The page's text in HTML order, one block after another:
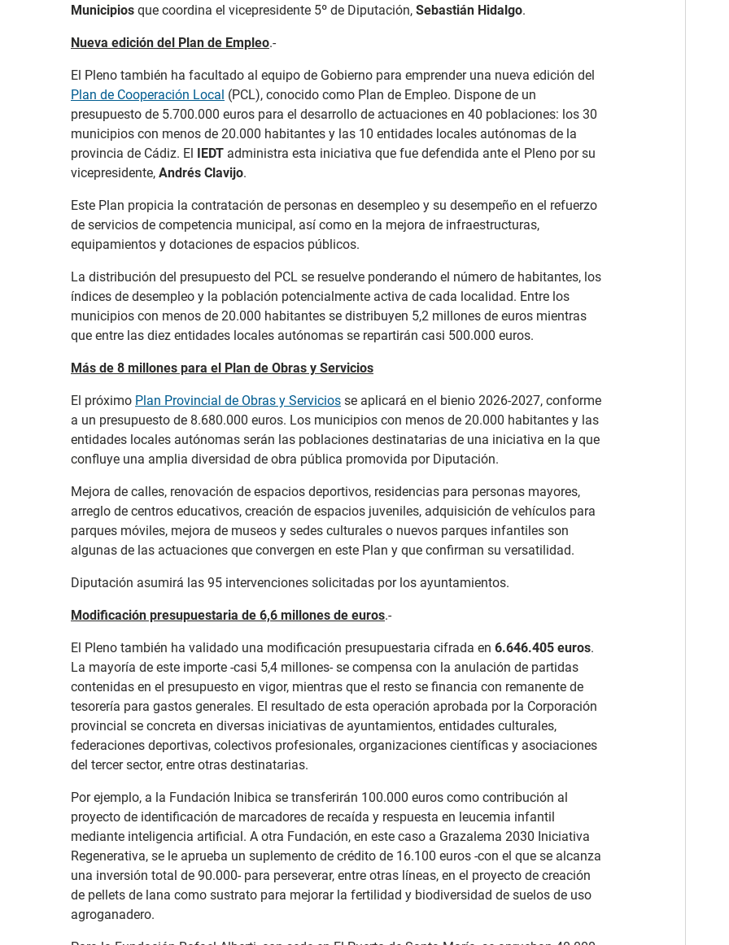
Municipios que coordina el vicepresidente 5º de Diputación, Sebastián Hidalgo.
Nueva edición del Plan de Empleo.-
El Pleno también ha facultado al equipo de Gobierno para emprender una nueva edición del
Plan de Cooperación Local (PCL), conocido como Plan de Empleo. Dispone de un
presupuesto de 5.700.000 euros para el desarrollo de actuaciones en 40 poblaciones: los 30
municipios con menos de 20.000 habitantes y las 10 entidades locales autónomas de la
provincia de Cádiz. El IEDT administra esta iniciativa que fue defendida ante el Pleno por su
vicepresidente, Andrés Clavijo.
Este Plan propicia la contratación de personas en desempleo y su desempeño en el refuerzo
de servicios de competencia municipal, así como en la mejora de infraestructuras,
equipamientos y dotaciones de espacios públicos.
La distribución del presupuesto del PCL se resuelve ponderando el número de habitantes, los
índices de desempleo y la población potencialmente activa de cada localidad. Entre los
municipios con menos de 20.000 habitantes se distribuyen 5,2 millones de euros mientras
que entre las diez entidades locales autónomas se repartirán casi 500.000 euros.
Más de 8 millones para el Plan de Obras y Servicios
El próximo Plan Provincial de Obras y Servicios se aplicará en el bienio 2026-2027, conforme
a un presupuesto de 8.680.000 euros. Los municipios con menos de 20.000 habitantes y las
entidades locales autónomas serán las poblaciones destinatarias de una iniciativa en la que
confluye una amplia diversidad de obra pública promovida por Diputación.
Mejora de calles, renovación de espacios deportivos, residencias para personas mayores,
arreglo de centros educativos, creación de espacios juveniles, adquisición de vehículos para
parques móviles, mejora de museos y sedes culturales o nuevos parques infantiles son
algunas de las actuaciones que convergen en este Plan y que confirman su versatilidad.
Diputación asumirá las 95 intervenciones solicitadas por los ayuntamientos.
Modificación presupuestaria de 6,6 millones de euros.-
El Pleno también ha validado una modificación presupuestaria cifrada en 6.646.405 euros.
La mayoría de este importe -casi 5,4 millones- se compensa con la anulación de partidas
contenidas en el presupuesto en vigor, mientras que el resto se financia con remanente de
tesorería para gastos generales. El resultado de esta operación aprobada por la Corporación
provincial se concreta en diversas iniciativas de ayuntamientos, entidades culturales,
federaciones deportivas, colectivos profesionales, organizaciones científicas y asociaciones
del tercer sector, entre otras destinatarias.
Por ejemplo, a la Fundación Inibica se transferirán 100.000 euros como contribución al
proyecto de identificación de marcadores de recaída y respuesta en leucemia infantil
mediante inteligencia artificial. A otra Fundación, en este caso a Grazalema 2030 Iniciativa
Regenerativa, se le aprueba un suplemento de crédito de 16.100 euros -con el que se alcanza
una inversión total de 90.000- para perseverar, entre otras líneas, en el proyecto de creación
de pellets de lana como sustrato para mejorar la fertilidad y biodiversidad de suelos de uso
agroganadero.